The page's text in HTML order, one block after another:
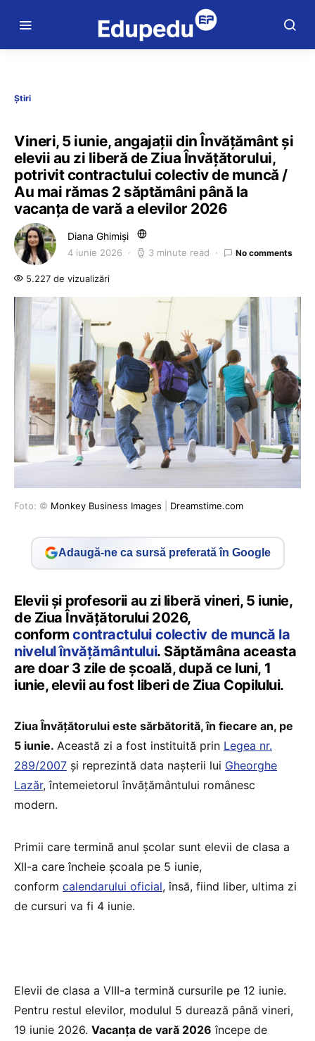
Știri
Vineri, 5 iunie, angajații din Învățământ și
elevii au zi liberă de Ziua Învățătorului,
potrivit contractului colectiv de muncă /
Au mai rămas 2 săptămâni până la
vacanța de vară a elevilor 2026
Diana Ghimiși
4 iunie 2026 3 minute read No comments
5.227 de vizualizări
Foto: © Monkey Business Images Dreamstime.com
Adaugă-ne ca sursă preferată în Google
Elevii și profesorii au zi liberă vineri, 5 iunie,
de Ziua Învățătorului 2026,
conformcontractului colectiv de muncă la
nivelul învățământului. Săptămâna aceasta
are doar 3 zile de școală, după ce luni, 1
iunie, elevii au fost liberi de Ziua Copilului.
Ziua Învăţătorului este sărbătorită, în fiecare an, pe
5 iunie. Această zi a fost instituită prin Legea nr.
289/2007 şi reprezintă data naşterii lui Gheorghe
Lazăr, întemeietorul învăţământului românesc
modern.
Primii care termină anul școlar sunt elevii de clasa a
XII-a care încheie școala pe 5 iunie,
conform calendarului oficial, însă, fiind liber, ultima zi
de cursuri va fi 4 iunie.
Elevii de clasa a VIII-a termină cursurile pe 12 iunie.
Pentru restul elevilor, modulul 5 durează până vineri,
19 iunie 2026. Vacanța de vară 2026 începe de